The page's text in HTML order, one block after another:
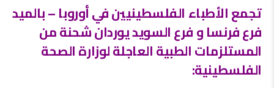
تجمع الأطباء الفلسطينيين في أوروبا – بالميد
فرع فرنسا و فرع السويد يوردان شحنة من
المستلزمات الطبية العاجلة لوزارة الصحة
الفلسطينية: